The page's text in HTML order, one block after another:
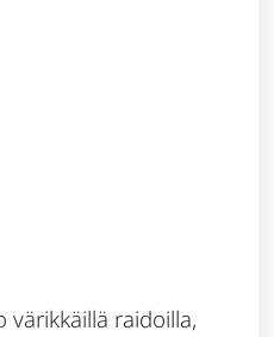
värikkäillä raidoilla,